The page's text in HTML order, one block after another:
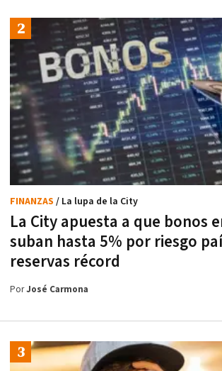
La City apuesta a que bonos
suban hasta 5% por riesgo
reservas récord
FINANZAS / La lupa de la City
PorJosé Carmona